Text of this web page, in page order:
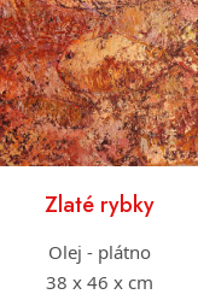
Zlaté rybky
Olej - plátno
38 x 46 x cm